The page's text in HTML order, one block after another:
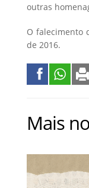
outras
O falecimento
de 2016.
Mais